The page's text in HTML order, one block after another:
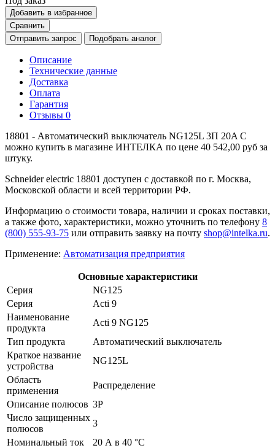
Добавить в избранное
Сравнить
Отправить запрос
Подобрать аналог
Описание
Технические данные
Доставка
Оплата
Гарантия
Отзывы 0
18801 - Автоматический выключатель NG125L 3П 20A C
можно купить в магазине ИНТЕЛКА по цене 40 542,00 руб за
штуку.
Schneider electric 18801 доступен с доставкой по г. Москва,
Московской области и всей территории РФ.
Информацию о стоимости товара, наличии и сроках поставки,
а также фото, характеристики, можно уточнить по телефону 8
(800) 555-93-75 или отправить заявку на почту shop@intelka.ru.
Применение: Автоматизация предприятия
Основные характеристики
Серия
NG125
Серия
Acti 9
Наименование
продукта
Acti 9 NG125
Тип продукта
Автоматический выключатель
Краткое название
устройства
NG125L
Область
применения
Распределение
Описание полюсов 3P
Число защищенных
полюсов
3
Номинальный ток
20 А в 40 °C